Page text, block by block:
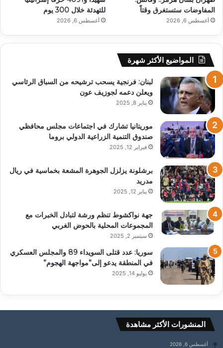
المفاوضات ستستغرق وقتاً
أغسطس 6, 2026
للتهدئة خلال 300 يوم
أغسطس 6, 2026
المواضيع الأكثر شهرة
لبنان: فرنجية يسحب ترشيحه من السباق الرئاسي
ويعلن دعمه لجوزيف عون
يناير 8, 2025
موريتانيا تشارك في اجتماعات مجلس محافظي
صندوق التنمية الزراعية الدولي بروما
فبراير 12, 2025
برشلونة يزلزل الجوهرة المشعة بخماسية في ريال
مدريد
يناير 12, 2025
جهة نواكشوط تنظم ورشة لتبادل الخبرات مع
المجموعات المحلية بالحوض الغربي
سبتمبر 2, 2025
سوريا: عدد قتلى السويداء 89 والمجلس العسكري
في المنطقة يدعو إلى”مواجهة الهجوم”
يوليو 14, 2025
المنشورات الأكثر مشاهدة
أغسطس 6, 2026